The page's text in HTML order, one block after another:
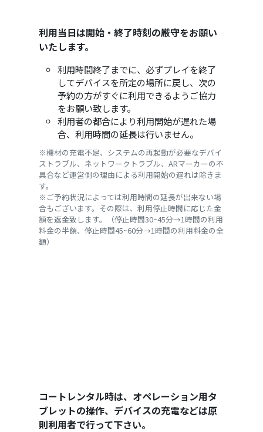
利用当日は開始・終了時刻の厳守をお願い
いたします。
利用時間終了までに、必ずプレイを終了
してデバイスを所定の場所に戻し、次の
予約の方がすぐに利用できるようご協力
をお願い致します。
利用者の都合により利用開始が遅れた場
合、利用時間の延長は行いません。
※機材の充電不足、システムの再起動が必要なデバイ
ストラブル、ネットワークトラブル、ARマーカーの不
具合など運営側の理由による利用開始の遅れは除きま
す。
※ご予約状況によっては利用時間の延長が出来ない場
合もございます。その際は、利用停止時間に応じた金
額を返金致します。（停止時間30~45分→1時間の利用
料金の半額、停止時間45~60分→1時間の利用料金の全
額）
コートレンタル時は、オペレーション用タ
ブレットの操作、デバイスの充電などは原
則利用者で行って下さい。